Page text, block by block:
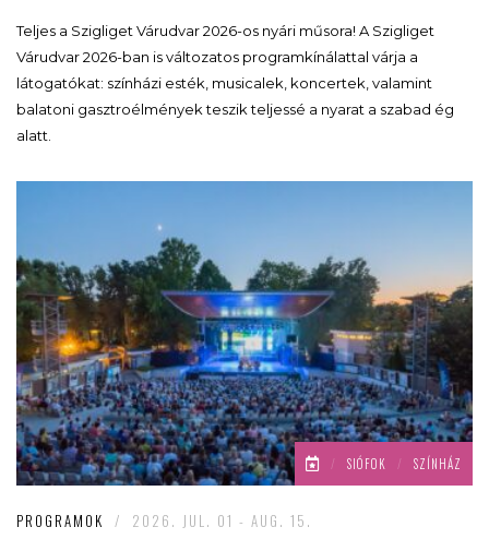
Teljes a Szigliget Várudvar 2026-os nyári műsora! A Szigliget
Várudvar 2026-ban is változatos programkínálattal várja a
látogatókat: színházi esték, musicalek, koncertek, valamint
balatoni gasztroélmények teszik teljessé a nyarat a szabad ég
alatt.
/ SIÓFOK / SZÍNHÁZ
PROGRAMOK / 2026. JUL. 01 - AUG. 15.